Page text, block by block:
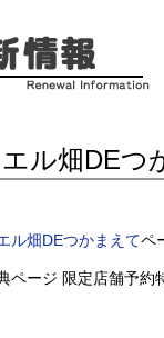
ル畑DE
ル畑DEつかまえてペ
ページ 限定店舗予約